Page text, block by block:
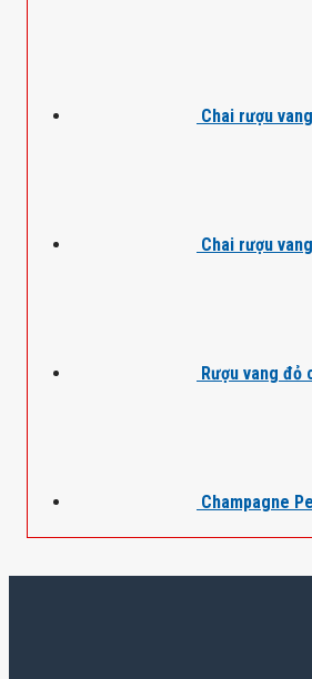
Chai rượu
Chai rượu
Rượu vang đỏ
Champagne